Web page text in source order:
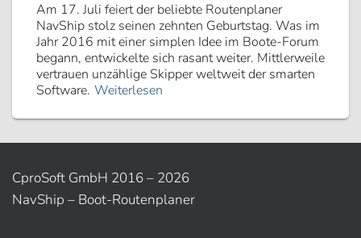
Am 17. Juli feiert der beliebte Routenplaner
NavShip stolz seinen zehnten Geburtstag. Was im
Jahr 2016 mit einer simplen Idee im Boote-Forum
begann, entwickelte sich rasant weiter. Mittlerweile
vertrauen unzählige Skipper weltweit der smarten
Software. Weiterlesen
CproSoft GmbH 2016 – 2026
NavShip – Boot-Routenplaner